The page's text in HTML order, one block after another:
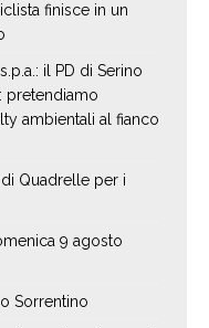
finisce in un
il PD di Serino
pretendiamo
ambientali al fianco
di Quadrelle per i
9 agosto
Sorrentino